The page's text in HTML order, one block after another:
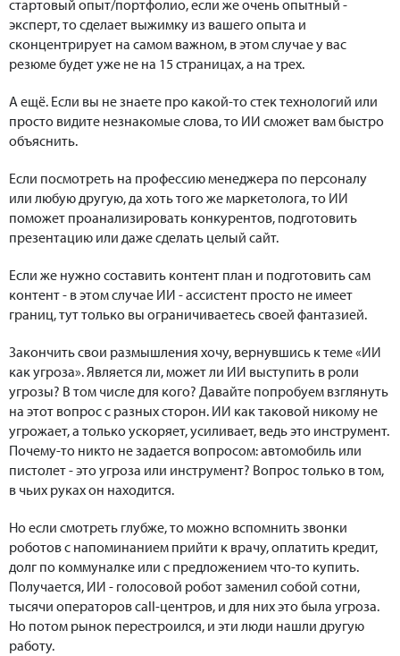
стартовый опыт/портфолио, если же очень опытный -
эксперт, то сделает выжимку из вашего опыта и
сконцентрирует на самом важном, в этом случае у вас
резюме будет уже не на 15 страницах, а на трех.
А ещё. Если вы не знаете про какой-то стек технологий или
просто видите незнакомые слова, то ИИ сможет вам быстро
объяснить.
Если посмотреть на профессию менеджера по персоналу
или любую другую, да хоть того же маркетолога, то ИИ
поможет проанализировать конкурентов, подготовить
презентацию или даже сделать целый сайт.
Если же нужно составить контент план и подготовить сам
контент - в этом случае ИИ - ассистент просто не имеет
границ, тут только вы ограничиваетесь своей фантазией.
Закончить свои размышления хочу, вернувшись к теме «ИИ
как угроза». Является ли, может ли ИИ выступить в роли
угрозы? В том числе для кого? Давайте попробуем взглянуть
на этот вопрос с разных сторон. ИИ как таковой никому не
угрожает, а только ускоряет, усиливает, ведь это инструмент.
Почему-то никто не задается вопросом: автомобиль или
пистолет - это угроза или инструмент? Вопрос только в том,
в чьих руках он находится.
Но если смотреть глубже, то можно вспомнить звонки
роботов с напоминанием прийти к врачу, оплатить кредит,
долг по коммуналке или с предложением что-то купить.
Получается, ИИ - голосовой робот заменил собой сотни,
тысячи операторов call-центров, и для них это была угроза.
Но потом рынок перестроился, и эти люди нашли другую
работу.